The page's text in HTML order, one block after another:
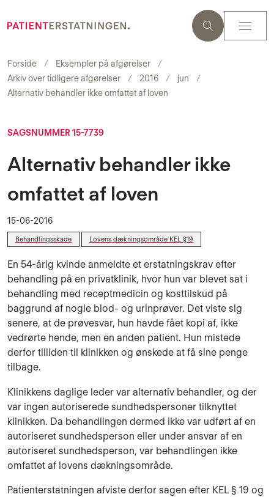
Forside
Eksempler på afgørelser
Arkiv over tidligere afgørelser
2016
jun
Alternativ behandler ikke omfattet af loven
SAGSNUMMER 15-7739
Alternativ behandler ikke
omfattet af loven
15-06-2016
Behandlingsskade Lovens dækningsområde KEL §19
En 54-årig kvinde anmeldte et erstatningskrav efter
behandling på en privatklinik, hvor hun var blevet sat i
behandling med receptmedicin og kosttilskud på
baggrund af nogle blod- og urinprøver. Det viste sig
senere, at de prøvesvar, hun havde fået kopi af, ikke
vedrørte hende, men en anden patient. Hun mistede
derfor tilliden til klinikken og ønskede at få sine penge
tilbage.
Klinikkens daglige leder var alternativ behandler, og der
var ingen autoriserede sundhedspersoner tilknyttet
klinikken. Da behandlingen dermed ikke var udført af en
autoriseret sundhedsperson eller under ansvar af en
autoriseret sundhedsperson, var behandlingen ikke
omfattet af lovens dækningsområde.
Patienterstatningen afviste derfor sagen efter KEL § 19 og